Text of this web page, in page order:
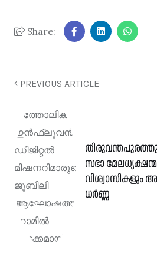
Share:
PREVIOUS ARTICLE
തിരുവന്തപുരത്തും
സഭാ
വിശ്വാസികളും
ധർണ്ണ